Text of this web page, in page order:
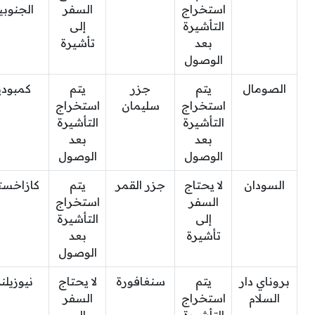
استخراج
التأشيرة
بعد
الوصول
السفر
إلى
تأشيرة
الصومال
يتم
استخراج
التأشيرة
بعد
الوصول
جزر
سليمان
يتم
استخراج
التأشيرة
بعد
الوصول
السودان
لا يحتاج
السفر
إلى
تأشيرة
جزر القمر
يتم
استخراج
التأشيرة
بعد
الوصول
بروناي دار
السلام
يتم
استخراج
سنغافورة
لا يحتاج
السفر